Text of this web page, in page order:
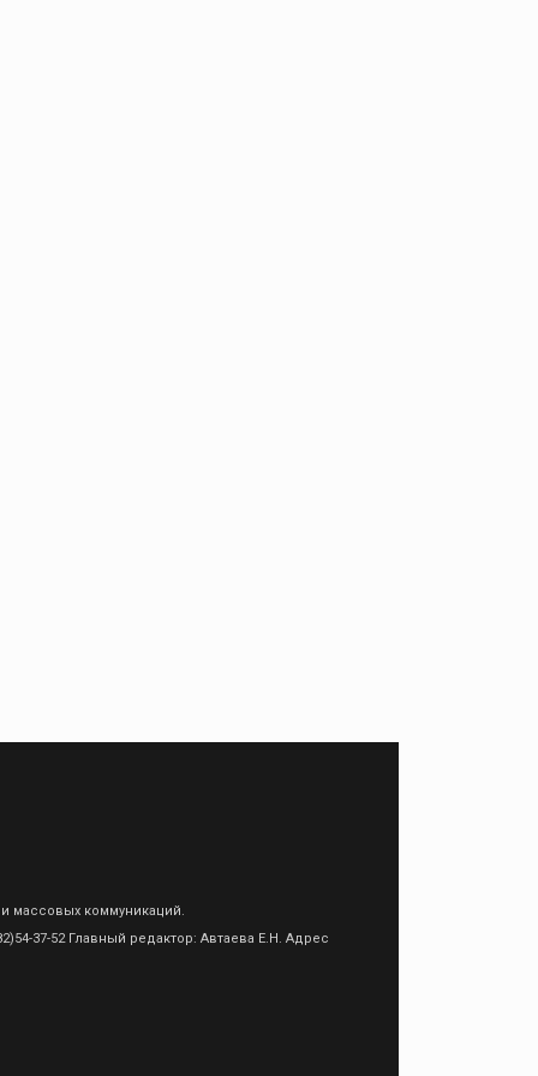
массовых коммуникаций.
37-52 Главный редактор: Автаева Е.Н. Адрес